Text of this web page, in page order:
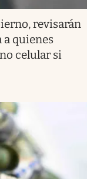
revisarán
a quienes
celular si